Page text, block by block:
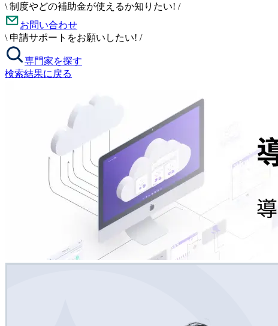
\ 制度やどの補助金が使えるか知りたい! /
お問い合わせ
\ 申請サポートをお願いしたい! /
専門家を探す
検索結果に戻る